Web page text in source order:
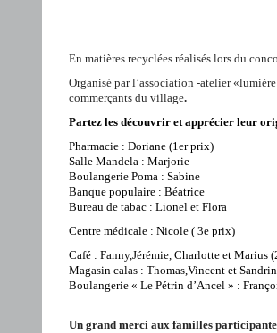
En matières recyclées réalisés lors du
Organisé par l’association -atelier
commerçants du village.
Partez les découvrir et apprécier leur
Pharmacie : Doriane (1er prix)
Salle Mandela : Marjorie
Boulangerie Poma : Sabine
Banque populaire : Béatrice
Bureau de tabac : Lionel et Flora
Centre médicale : Nicole ( 3e prix)
Café : Fanny,Jérémie, Charlotte et Marius
Magasin calas : Thomas,Vincent et
Boulangerie « Le Pétrin d’Ancel » :
Un grand merci aux familles